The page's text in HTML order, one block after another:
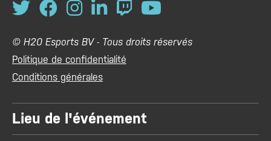
© H20 Esports BV - Tous droits réservés
Politique de confidentialité
Conditions générales
Lieu de l'événement